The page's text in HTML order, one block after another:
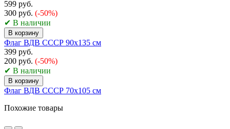
599 руб.
300 руб. (-50%)
✔ В наличии
В корзину
Флаг ВДВ СССР 90х135 см
399 руб.
200 руб. (-50%)
✔ В наличии
В корзину
Флаг ВДВ СССР 70х105 см
Похожие товары